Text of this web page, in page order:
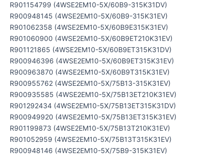
R901154799 (4WSE2EM10-5X/60B9-315K31DV)
R900948145 (4WSE2EM10-5X/60B9-315K31EV)
R901062358 (4WSE2EM10-5X/60B9E315K31EV)
R901060900 (4WSE2EM10-5X/60B9ET210K31EV)
R901121865 (4WSE2EM10-5X/60B9ET315K31DV)
R900946396 (4WSE2EM10-5X/60B9ET315K31EV)
R900963870 (4WSE2EM10-5X/60B9T315K31EV)
R900955762 (4WSE2EM10-5X/75B13-315K31EV)
R900935585 (4WSE2EM10-5X/75B13ET210K31EV)
R901292434 (4WSE2EM10-5X/75B13ET315K31DV)
R900949920 (4WSE2EM10-5X/75B13ET315K31EV)
R901199873 (4WSE2EM10-5X/75B13T210K31EV)
R901052959 (4WSE2EM10-5X/75B13T315K31EV)
R900948146 (4WSE2EM10-5X/75B9-315K31EV)